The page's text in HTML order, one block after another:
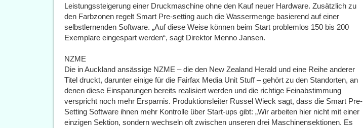
Leistungssteigerung einer Druckmaschine ohne den Kauf neuer Hardware. Zusätzlich zu
den Farbzonen regelt Smart Pre-setting auch die Wassermenge basierend auf einer
selbstlernenden Software. „Auf diese Weise können beim Start problemlos 150 bis 200
Exemplare eingespart werden“, sagt Direktor Menno Jansen.
NZME
Die in Auckland ansässige NZME – die den New Zealand Herald und eine Reihe anderer
Titel druckt, darunter einige für die Fairfax Media Unit Stuff – gehört zu den Standorten, an
denen diese Einsparungen bereits realisiert werden und die richtige Feinabstimmung
verspricht noch mehr Ersparnis. Produktionsleiter Russel Wieck sagt, dass die Smart Pre-
Setting Software ihnen mehr Kontrolle über Start-ups gibt: „Wir arbeiten hier nicht mit einer
einzigen Sektion, sondern wechseln oft zwischen unseren drei Maschinensektionen. Es